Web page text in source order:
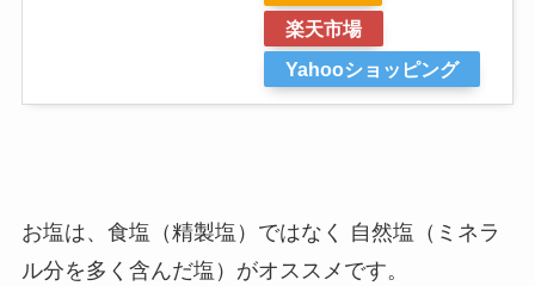
楽天市場
Yahooショッピング
お塩は、食塩（精製塩）ではなく 自然塩（ミネラ
ル分を多く含んだ塩）がオススメです。